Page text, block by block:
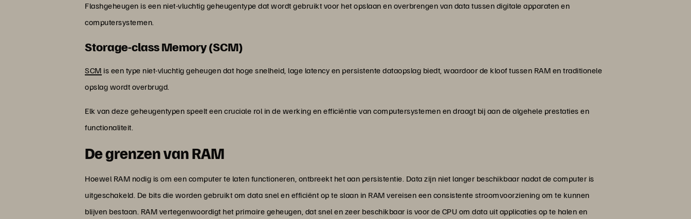
Flashgeheugen is een niet-vluchtig geheugentype dat wordt gebruikt voor het opslaan en overbrengen van data tussen digitale apparaten en
computersystemen.
Storage-class Memory (SCM)
SCM is een type niet-vluchtig geheugen dat hoge snelheid, lage latency en persistente dataopslag biedt, waardoor de kloof tussen RAM en traditionele
opslag wordt overbrugd.
Elk van deze geheugentypen speelt een cruciale rol in de werking en efficiëntie van computersystemen en draagt bij aan de algehele prestaties en
functionaliteit.
De grenzen van RAM
Hoewel RAM nodig is om een computer te laten functioneren, ontbreekt het aan persistentie. Data zijn niet langer beschikbaar nadat de computer is
uitgeschakeld. De bits die worden gebruikt om data snel en efficiënt op te slaan in RAM vereisen een consistente stroomvoorziening om te kunnen
blijven bestaan. RAM vertegenwoordigt het primaire geheugen, dat snel en zeer beschikbaar is voor de CPU om data uit applicaties op te halen en